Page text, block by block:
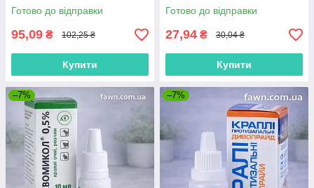
Готово до відправки
95,09 ₴ 102,25 ₴
Купити
Готово до відправки
27,94 ₴ 30,04 ₴
Купити
–7% –7%